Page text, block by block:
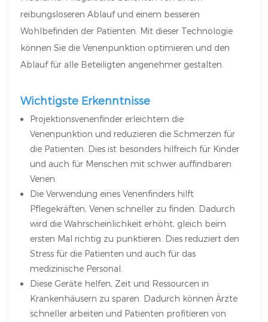
reibungsloseren Ablauf und einem besseren
Wohlbefinden der Patienten. Mit dieser Technologie
können Sie die Venenpunktion optimieren und den
Ablauf für alle Beteiligten angenehmer gestalten.
Wichtigste Erkenntnisse
Projektionsvenenfinder erleichtern die
Venenpunktion und reduzieren die Schmerzen für
die Patienten. Dies ist besonders hilfreich für Kinder
und auch für Menschen mit schwer auffindbaren
Venen.
Die Verwendung eines Venenfinders hilft
Pflegekräften, Venen schneller zu finden. Dadurch
wird die Wahrscheinlichkeit erhöht, gleich beim
ersten Mal richtig zu punktieren. Dies reduziert den
Stress für die Patienten und auch für das
medizinische Personal.
Diese Geräte helfen, Zeit und Ressourcen in
Krankenhäusern zu sparen. Dadurch können Ärzte
schneller arbeiten und Patienten profitieren von